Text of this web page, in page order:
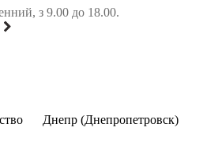
з 9.00 до 18.00.
Днепр (Днепропетровск)